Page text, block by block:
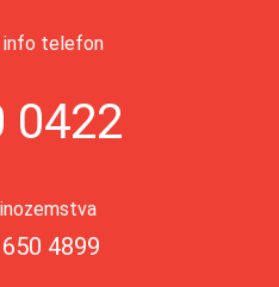
info telefon
0422
4899